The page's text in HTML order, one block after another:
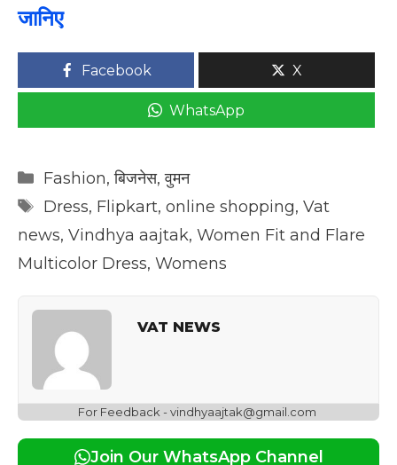
जानिए
Facebook X
WhatsApp
Categories
Fashion,बिजनेस,वुमन
Tags
Dress, Flipkart, online shopping, Vat
news, Vindhya aajtak, Women Fit and Flare
Multicolor Dress, Womens
VAT NEWS
For Feedback - vindhyaajtak@gmail.com
Join Our WhatsApp Channel